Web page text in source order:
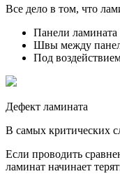
Все дело в том, что
Панели ламината
Швы между
Под
Дефект ламината
В самых критических
Если проводить
ламинат начинает